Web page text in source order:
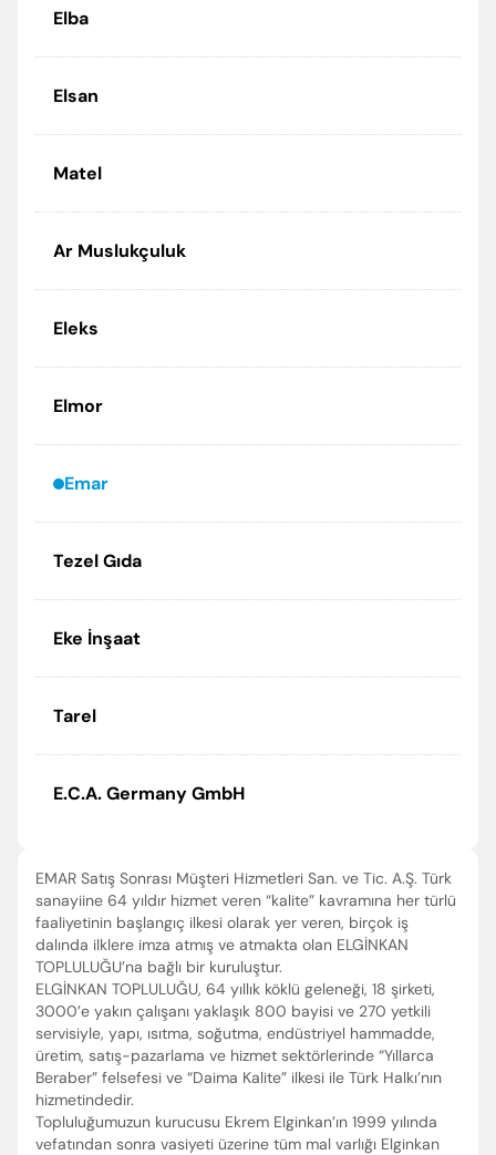
Elba
Elsan
Matel
Ar Muslukçuluk
Eleks
Elmor
Emar
Tezel Gıda
Eke İnşaat
Tarel
E.C.A. Germany GmbH
EMAR Satış Sonrası Müşteri Hizmetleri San. ve Tic. A.Ş. Türk
sanayiine 64 yıldır hizmet veren “kalite” kavramına her türlü
faaliyetinin başlangıç ilkesi olarak yer veren, birçok iş
dalında ilklere imza atmış ve atmakta olan ELGİNKAN
TOPLULUĞU’na bağlı bir kuruluştur.
ELGİNKAN TOPLULUĞU, 64 yıllık köklü geleneği, 18 şirketi,
3000’e yakın çalışanı yaklaşık 800 bayisi ve 270 yetkili
servisiyle, yapı, ısıtma, soğutma, endüstriyel hammadde,
üretim, satış-pazarlama ve hizmet sektörlerinde “Yıllarca
Beraber” felsefesi ve “Daima Kalite” ilkesi ile Türk Halkı’nın
hizmetindedir.
Topluluğumuzun kurucusu Ekrem Elginkan’ın 1999 yılında
vefatından sonra vasiyeti üzerine tüm mal varlığı Elginkan